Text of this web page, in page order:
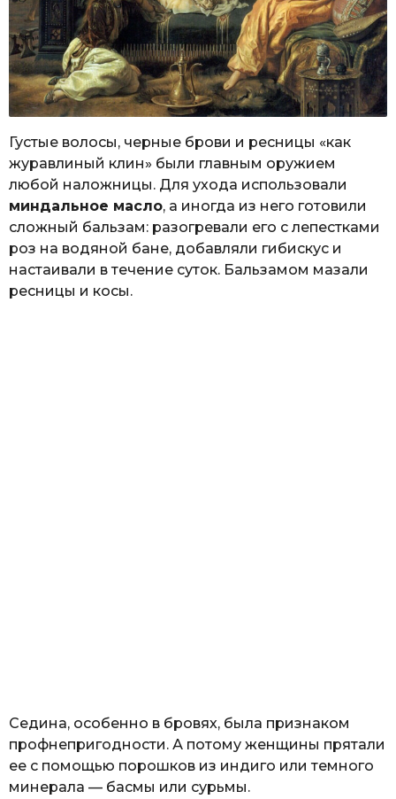
Густые волосы, черные брови и ресницы «как
журавлиный клин» были главным оружием
любой наложницы. Для ухода использовали
миндальное масло, а иногда из него готовили
сложный бальзам: разогревали его с лепестками
роз на водяной бане, добавляли гибискус и
настаивали в течение суток. Бальзамом мазали
ресницы и косы.
Седина, особенно в бровях, была признаком
профнепригодности. А потому женщины прятали
ее с помощью порошков из индиго или темного
минерала — басмы или сурьмы.